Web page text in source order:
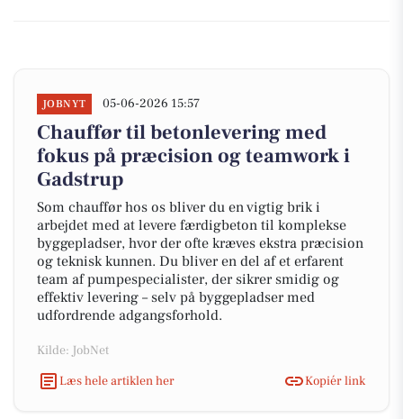
JOBNYT 05-06-2026 15:57
Chauffør til betonlevering med
fokus på præcision og teamwork i
Gadstrup
Som chauffør hos os bliver du en vigtig brik i
arbejdet med at levere færdigbeton til komplekse
byggepladser, hvor der ofte kræves ekstra præcision
og teknisk kunnen. Du bliver en del af et erfarent
team af pumpespecialister, der sikrer smidig og
effektiv levering – selv på byggepladser med
udfordrende adgangsforhold.
Kilde: JobNet
Læs hele artiklen her
Kopiér link